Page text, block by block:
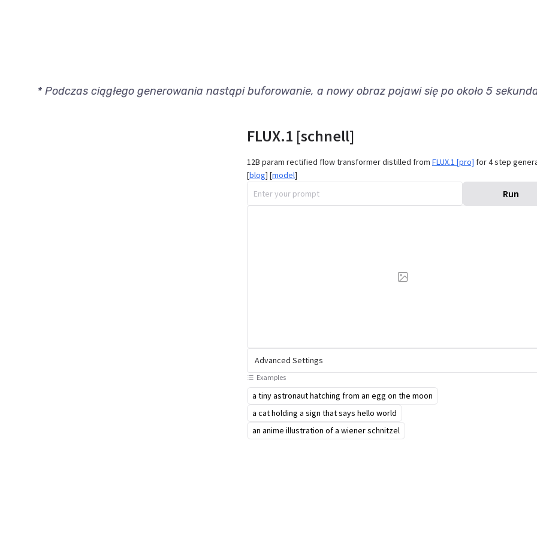
* Podczas ciągłego generowania nastąpi buforowanie, a nowy obraz pojawi się po około 5